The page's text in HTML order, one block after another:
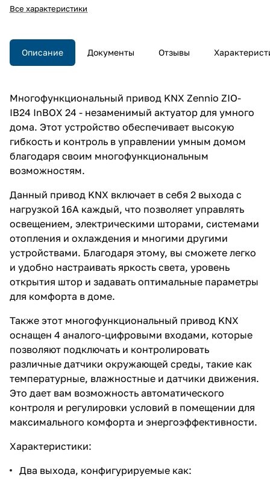
Все характеристики
Описание Документы Отзывы
Многофункциональный привод KNX Zennio ZIO-
IB24 InBOX 24 - незаменимый актуатор для умного
дома. Этот устройство обеспечивает высокую
гибкость и контроль в управлении умным домом
благодаря своим многофункциональным
возможностям.
Данный привод KNX включает в себя 2 выхода с
нагрузкой 16A каждый, что позволяет управлять
освещением, электрическими шторами, системами
отопления и охлаждения и многими другими
устройствами. Благодаря этому, вы сможете легко
и удобно настраивать яркость света, уровень
открытия штор и задавать оптимальные параметры
для комфорта в доме.
Также этот многофункциональный привод KNX
оснащен 4 аналого-цифровыми входами, которые
позволяют подключать и контролировать
различные датчики окружающей среды, такие как
температурные, влажностные и датчики движения.
Это дает вам возможность автоматического
контроля и регулировки условий в помещении для
максимального комфорта и энергоэффективности.
Характеристики:
Два выхода, конфигурируемые как: